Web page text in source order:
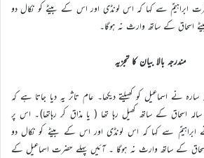
ابراہیمؑ سے کہا کہ اس لونڈی اور اس کے بیٹے کو نکال دو
اسحاق کے ساتھ وارث نہ ہوگا۔
مندرجہ بالا بیان کا تجزیہ
نے اسماعیل کو کھیلتے دیکھا۔ عام تاثر یہ دیا جاتا ہے کہ
اسحاق کے ساتھ کھیل رہا تھا ( یا مذاق کر رہاتھا)۔ اس پر
ابراہیمؑ سے کہا کہ اس لونڈی اور اس کے بیٹے کو نکال دو
اسحاق کے ساتھ وارث نہ ہوگا ۔ آئیں پہلے حضرت اسماعیل کے